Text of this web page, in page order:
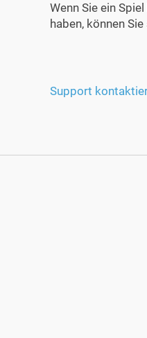
Wenn Sie ein
haben, können
Support